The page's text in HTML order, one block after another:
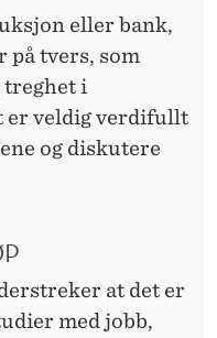
eller bank,
på tvers, som
i
er veldig verdifullt
og diskutere
at det er
med jobb,